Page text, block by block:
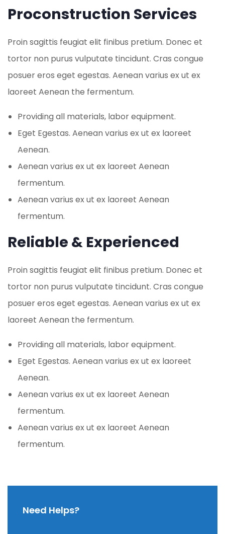
Proconstruction Services
Proin sagittis feugiat elit finibus pretium. Donec et
tortor non purus vulputate tincidunt. Cras congue
posuer eros eget egestas. Aenean varius ex ut ex
laoreet Aenean the fermentum.
Providing all materials, labor equipment.
Eget Egestas. Aenean varius ex ut ex laoreet
Aenean.
Aenean varius ex ut ex laoreet Aenean
fermentum.
Aenean varius ex ut ex laoreet Aenean
fermentum.
Reliable & Experienced
Proin sagittis feugiat elit finibus pretium. Donec et
tortor non purus vulputate tincidunt. Cras congue
posuer eros eget egestas. Aenean varius ex ut ex
laoreet Aenean the fermentum.
Providing all materials, labor equipment.
Eget Egestas. Aenean varius ex ut ex laoreet
Aenean.
Aenean varius ex ut ex laoreet Aenean
fermentum.
Aenean varius ex ut ex laoreet Aenean
fermentum.
Need Helps?